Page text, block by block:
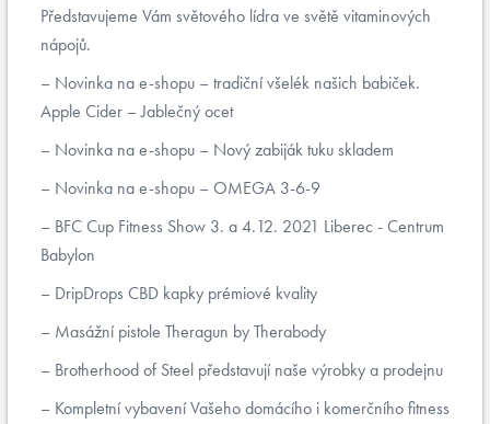
Představujeme Vám světového lídra ve světě vitaminových
nápojů.
Novinka na e-shopu – tradiční všelék našich babiček.
Apple Cider – Jablečný ocet
Novinka na e-shopu – Nový zabiják tuku skladem
Novinka na e-shopu – OMEGA 3-6-9
BFC Cup Fitness Show 3. a 4.12. 2021 Liberec - Centrum
Babylon
DripDrops CBD kapky prémiové kvality
Masážní pistole Theragun by Therabody
Brotherhood of Steel představují naše výrobky a prodejnu
Kompletní vybavení Vašeho domácího i komerčního fitness